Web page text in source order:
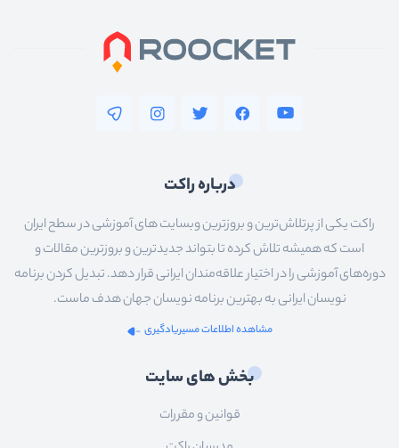
درباره راکت
راکت یکی از پرتلاش‌ترین و بروزترین وبسایت های آموزشی در سطح ایران
است که همیشه تلاش کرده تا بتواند جدیدترین و بروزترین مقالات و
دوره‌های آموزشی را در اختیار علاقه‌مندان ایرانی قرار دهد. تبدیل کردن برنامه
نویسان ایرانی به بهترین برنامه نویسان جهان هدف ماست.
مشاهده اطلاعات مسیریادگیری
بخش های سایت
قوانین و مقررات